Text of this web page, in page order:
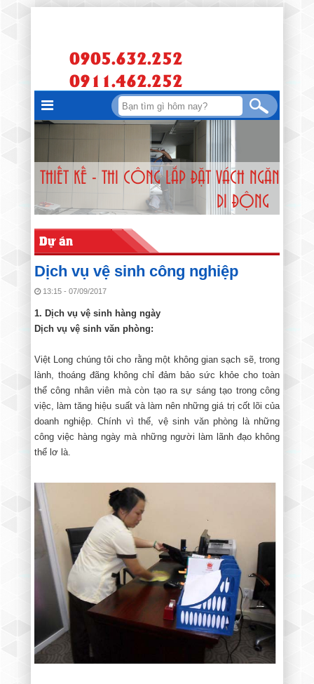
0905.632.252
0911.462.252
THIẾT KẾ - THI CÔNG LẮP ĐẶT VÁCH NGĂN
DI ĐỘNG
Dự án
Dịch vụ vệ sinh công nghiệp
13:15 - 07/09/2017
1. Dịch vụ vệ sinh hàng ngày
Dịch vụ vệ sinh văn phòng:
Việt Long chúng tôi cho rằng một không gian sạch sẽ, trong
lành, thoáng đãng không chỉ đảm bảo sức khỏe cho toàn
thể công nhân viên mà còn tạo ra sự sáng tạo trong công
việc, làm tăng hiệu suất và làm nên những giá trị cốt lõi của
doanh nghiệp. Chính vì thế, vệ sinh văn phòng là những
công việc hàng ngày mà những người làm lãnh đạo không
thể lơ là.